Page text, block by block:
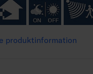
produktinformation